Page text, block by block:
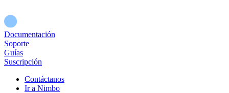
Documentación
Soporte
Guías
Suscripción
Contáctanos
Ir a Nimbo